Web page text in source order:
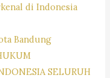
di Indonesia
Bandung
SELURUH